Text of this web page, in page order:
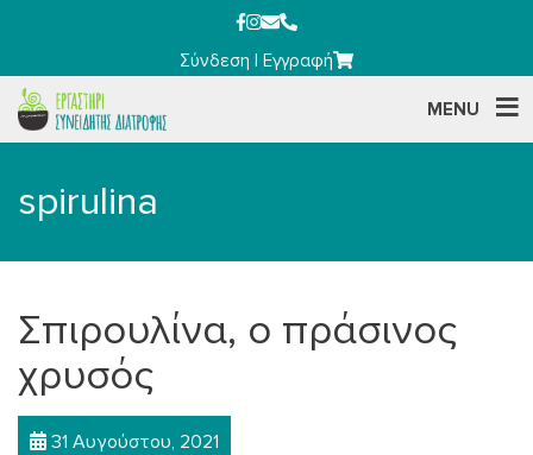
Σύνδεση |Εγγραφή
MENU
spirulina
Σπιρουλίνα, ο πράσινος
χρυσός
31 Αυγούστου, 2021